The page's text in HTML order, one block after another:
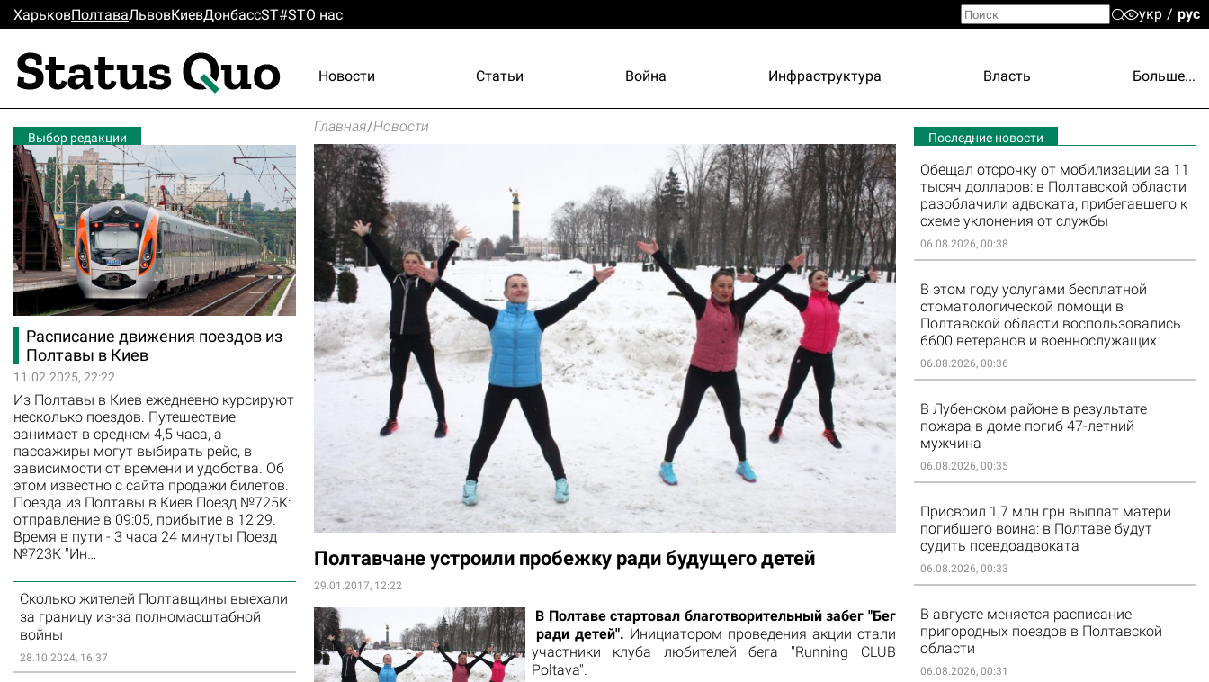
ХарьковПолтаваЛьвовКиевДонбассST#STО нас укр рус
Новости Статьи Война Инфраструктура Власть Больше...
Выбор редакции
Расписание движения поездов из
Полтавы в Киев
11.02.2025, 22:22
Из Полтавы в Киев ежедневно курсируют
несколько поездов. Путешествие
занимает в среднем 4,5 часа, а
пассажиры могут выбирать рейс, в
зависимости от времени и удобства. Об
этом известно с сайта продажи билетов.
Поезда из Полтавы в Киев Поезд №725К:
отправление в 09:05, прибытие в 12:29.
Время в пути - 3 часа 24 минуты Поезд
№723К "Ин…
Сколько жителей Полтавщины выехали
за границу из-за полномасштабной
войны
28.10.2024, 16:37
Главная/Новости
Полтавчане устроили пробежку ради будущего детей
29.01.2017, 12:22
В Полтаве стартовал благотворительный забег "Бег
ради детей". Инициатором проведения акции стали
участники клуба любителей бега "Running CLUB
Poltava".
Последние новости
Обещал отсрочку от мобилизации за 11
тысяч долларов: в Полтавской области
разоблачили адвоката, прибегавшего к
схеме уклонения от службы
06.08.2026, 00:38
В этом году услугами бесплатной
стоматологической помощи в
Полтавской области воспользовались
6600 ветеранов и военнослужащих
06.08.2026, 00:36
В Лубенском районе в результате
пожара в доме погиб 47-летний
мужчина
06.08.2026, 00:35
Присвоил 1,7 млн грн выплат матери
погибшего воина: в Полтаве будут
судить псевдоадвоката
06.08.2026, 00:33
В августе меняется расписание
пригородных поездов в Полтавской
области
06.08.2026, 00:31